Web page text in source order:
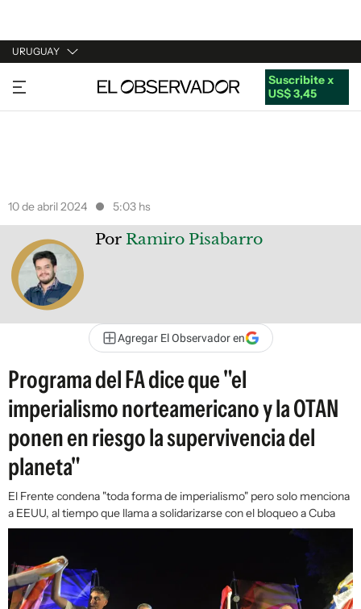
URUGUAY
URUGUAY
ARGENTINA
Suscribite x
US$ 3,45
10 de abril 2024 5:03 hs
Por Ramiro Pisabarro
Agregar El Observador en
Programa del FA dice que "el
imperialismo norteamericano y la OTAN
ponen en riesgo la supervivencia del
planeta"
El Frente condena "toda forma de imperialismo" pero solo menciona
a EEUU, al tiempo que llama a solidarizarse con el bloqueo a Cuba